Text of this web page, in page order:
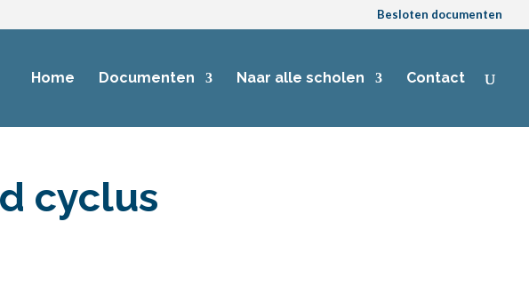
Besloten documenten
Home Documenten Naar alle scholen Contact
cyclus